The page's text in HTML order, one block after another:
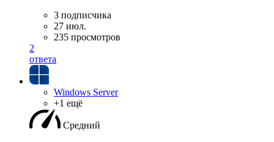
3 подписчика
27 июл.
235 просмотров
2
ответа
Windows Server
+1 ещё
Средний